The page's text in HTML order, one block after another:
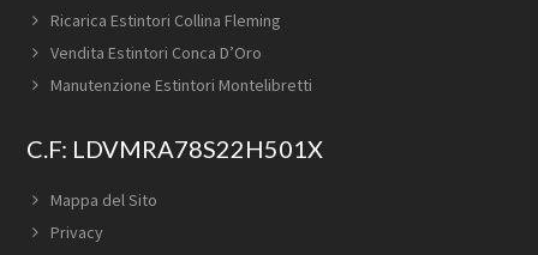
Ricarica Estintori Collina Fleming
Vendita Estintori Conca D’Oro
Manutenzione Estintori Montelibretti
C.F: LDVMRA78S22H501X
Mappa del Sito
Privacy